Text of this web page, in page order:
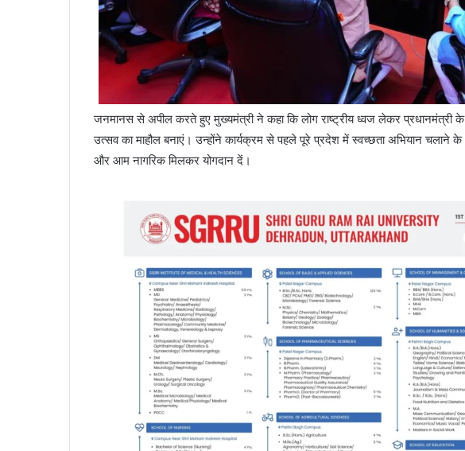
जनमानस से अपील करते हुए मुख्यमंत्री ने कहा कि लोग राष्ट्रीय ध्वज लेकर प्रधानमंत्री
उत्सव का माहौल बनाएं। उन्होंने कार्यक्रम से पहले पूरे प्रदेश में स्वच्छता अभियान चलाने के
और आम नागरिक मिलकर योगदान दें।